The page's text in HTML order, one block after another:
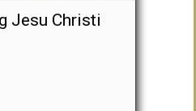
Jesu Christi